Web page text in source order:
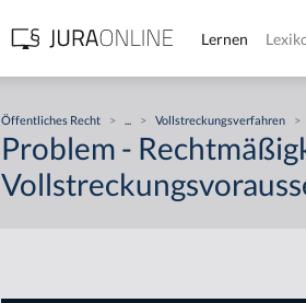
Lernen
Öffentliches Recht > ... > Vollstreckungsverfahren >
Problem -